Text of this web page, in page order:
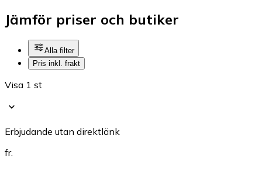
Jämför priser och butiker
Alla filter
Pris inkl. frakt
Visa 1 st
Erbjudande utan direktlänk
fr.